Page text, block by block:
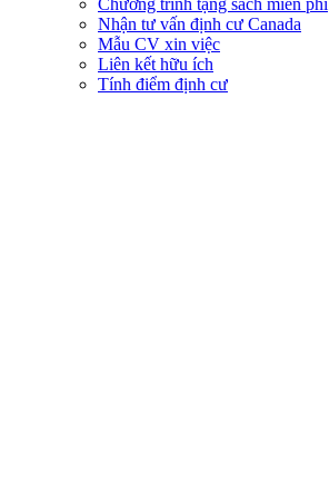
Chương trình tặng sách miễn phí
Nhận tư vấn định cư Canada
Mẫu CV xin việc
Liên kết hữu ích
Tính điểm định cư